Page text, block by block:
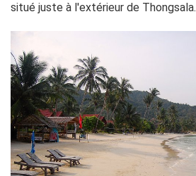
situé juste à l'extérieur de Thongsala.